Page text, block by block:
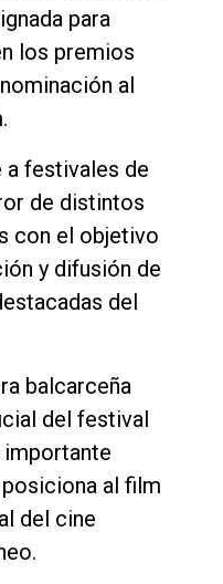
para
los premios
al
a festivales de
de distintos
con el objetivo
y difusión de
del
balcarceña
del festival
al film
del cine